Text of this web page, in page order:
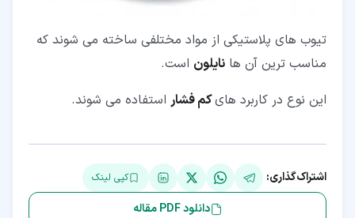
تیوب های پلاستیکی از مواد مختلفی ساخته می شوند که
مناسب ترین آن ها نایلون است.
این نوع در کاربرد هایکم فشار استفاده می شوند.
اشتراک‌گذاری: کپی لینک
دانلود PDF مقاله